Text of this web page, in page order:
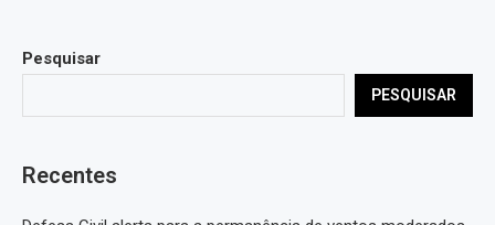
Pesquisar
PESQUISAR
Recentes